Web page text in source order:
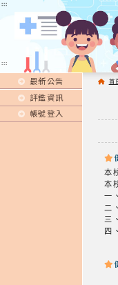
:::
:::
最新公告
評鑑資訊
帳號登入
首
本
本
一
二
三
四
:::